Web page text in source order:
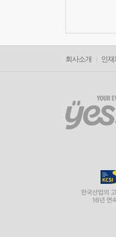
회사소개 인재